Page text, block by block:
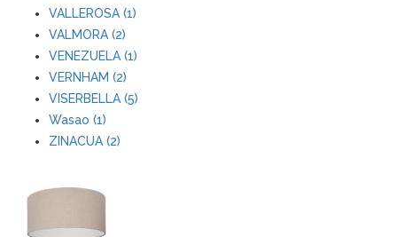
VALLEROSA (1)
VALMORA (2)
VENEZUELA (1)
VERNHAM (2)
VISERBELLA (5)
Wasao (1)
ZINACUA (2)